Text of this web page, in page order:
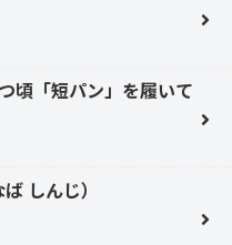
頃「短パン」を履いて
しんじ）